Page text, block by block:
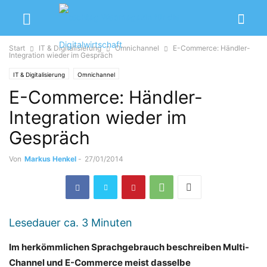
Start IT & Digitalisierung Omnichannel
E-Commerce: Händler-
Integration wieder im Gespräch
IT & Digitalisierung Omnichannel
E-Commerce: Händler-
Integration wieder im
Gespräch
Von Markus Henkel - 27/01/2014
Lesedauer ca. 3 Minuten
Im herkömmlichen Sprachgebrauch beschreiben Multi-
Channel und E-Commerce meist dasselbe